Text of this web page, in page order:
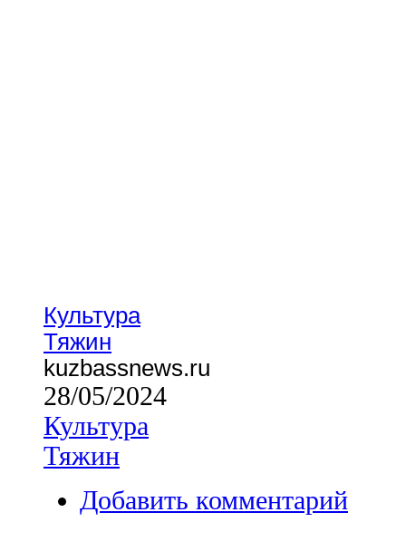
Культура
Тяжин
kuzbassnews.ru
28/05/2024
Культура
Тяжин
Добавить комментарий